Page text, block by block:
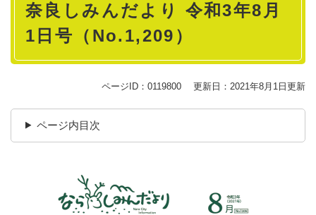
奈良しみんだより 令和3年8月
1日号（No.1,209）
ページID：0119800 更新日：2021年8月1日更新
ページ内目次